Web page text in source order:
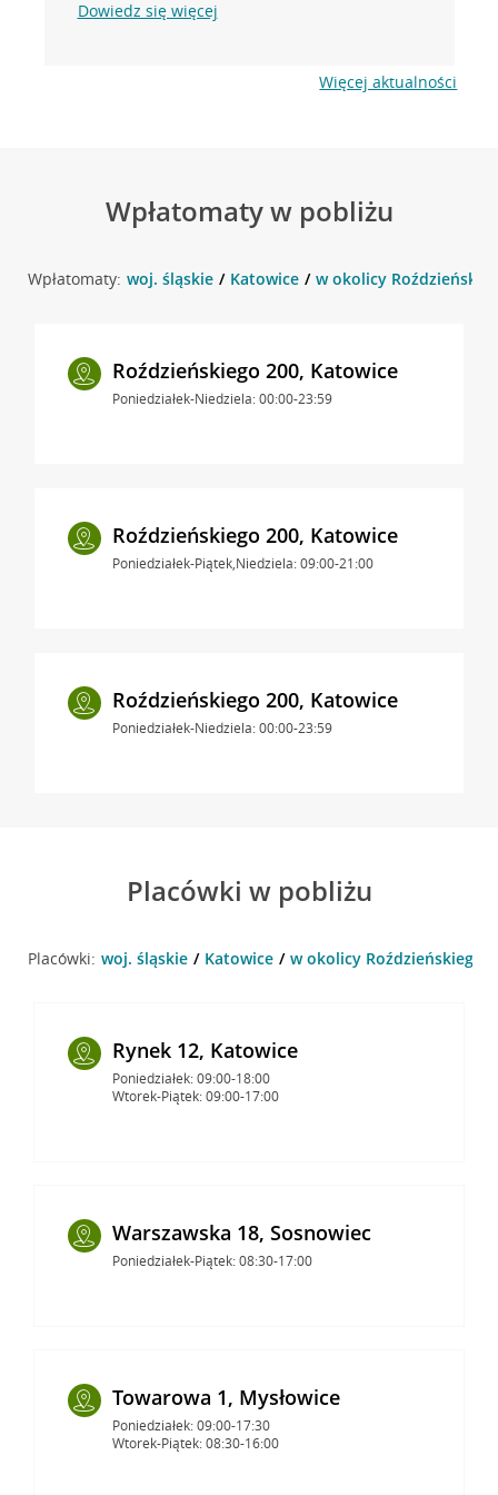
Dowiedz się więcej
Więcej aktualności
Wpłatomaty w pobliżu
Wpłatomaty: woj. śląskie Katowice w okolicy
Roździeńskiego 200, Katowice
Poniedziałek-Niedziela: 00:00-23:59
Roździeńskiego 200, Katowice
Poniedziałek-Piątek,Niedziela: 09:00-21:00
Roździeńskiego 200, Katowice
Poniedziałek-Niedziela: 00:00-23:59
Placówki w pobliżu
Placówki: woj. śląskie Katowice w okolicy Roździeńskiego
Rynek 12, Katowice
Poniedziałek: 09:00-18:00
Wtorek-Piątek: 09:00-17:00
Warszawska 18, Sosnowiec
Poniedziałek-Piątek: 08:30-17:00
Towarowa 1, Mysłowice
Poniedziałek: 09:00-17:30
Wtorek-Piątek: 08:30-16:00